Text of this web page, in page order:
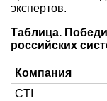
экспертов.
Таблица.
российских
Компания
CTI